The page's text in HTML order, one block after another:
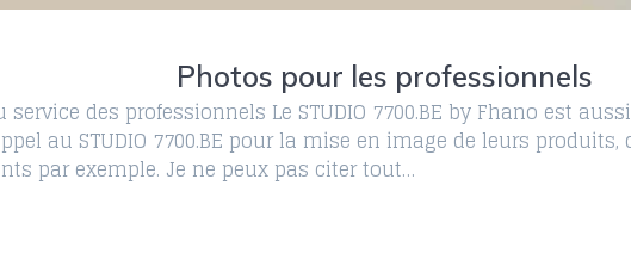
Photos pour les professionnels
service des professionnels Le STUDIO 7700.BE by Fhano est
au STUDIO 7700.BE pour la mise en image de leurs
par exemple. Je ne peux pas citer tout…